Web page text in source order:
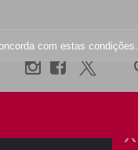
com estas condições.
X